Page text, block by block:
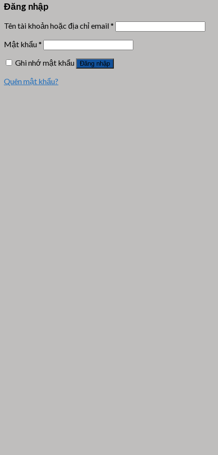
Đăng nhập
Tên tài khoản hoặc địa chỉ email*
Mật khẩu*
Ghi nhớ mật khẩu
Đăng nhập
Quên mật khẩu?